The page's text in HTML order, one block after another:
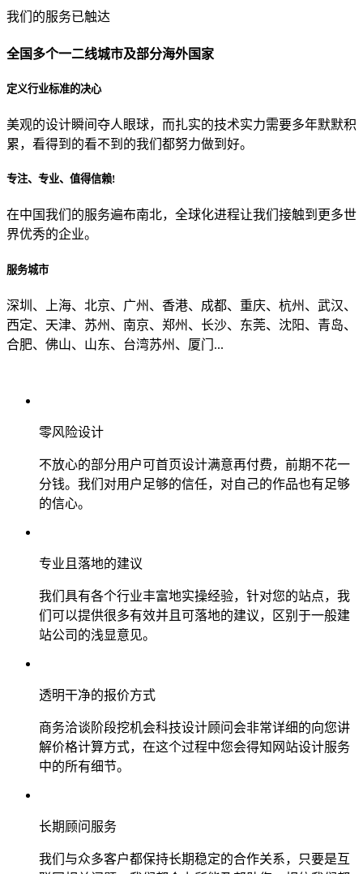
贵公司预算范围是？
贵公司的团队规模是？
目前主要的营销渠道是？
我们的服务已触达
全国多个一二线城市及部分海外国家
定义行业标准的决心
美观的设计瞬间夺人眼球，而扎实的技术实力需要多年默默积
累，看得到的看不到的我们都努力做到好。
专注、专业、值得信赖!
在中国我们的服务遍布南北，全球化进程让我们接触到更多世
界优秀的企业。
服务城市
深圳、上海、北京、广州、香港、成都、重庆、杭州、武汉、
西定、天津、苏州、南京、郑州、长沙、东莞、沈阳、青岛、
合肥、佛山、山东、台湾苏州、厦门...
零风险设计
不放心的部分用户可首页设计满意再付费，前期不花一
分钱。我们对用户足够的信任，对自己的作品也有足够
的信心。
专业且落地的建议
我们具有各个行业丰富地实操经验，针对您的站点，我
们可以提供很多有效并且可落地的建议，区别于一般建
站公司的浅显意见。
透明干净的报价方式
商务洽谈阶段挖机会科技设计顾问会非常详细的向您讲
解价格计算方式，在这个过程中您会得知网站设计服务
中的所有细节。
长期顾问服务
我们与众多客户都保持长期稳定的合作关系，只要是互